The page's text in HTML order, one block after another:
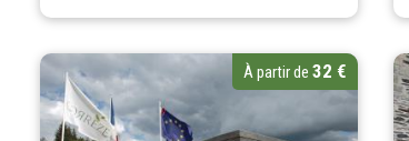
À partir de 32 €